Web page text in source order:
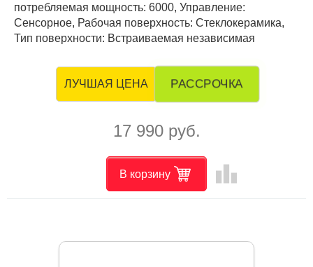
потребляемая мощность: 6000, Управление:
Сенсорное, Рабочая поверхность: Стеклокерамика,
Тип поверхности: Встраиваемая независимая
ЛУЧШАЯ ЦЕНА РАССРОЧКА
17 990 руб.
В корзину leaderboard